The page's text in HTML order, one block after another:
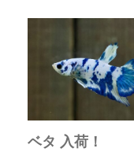
ベタ 入荷！